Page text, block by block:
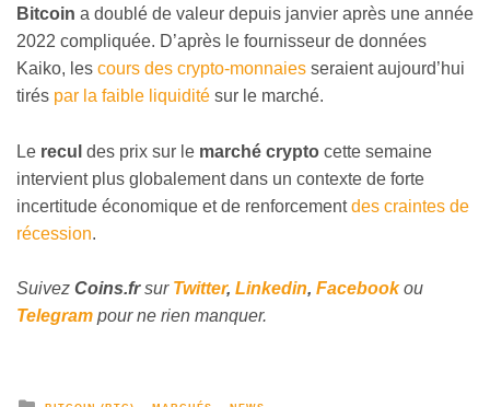
Bitcoin a doublé de valeur depuis janvier après une année
2022 compliquée. D’après le fournisseur de données
Kaiko, les cours des crypto-monnaies seraient aujourd’hui
tirés par la faible liquidité sur le marché.
Le recul des prix sur le marché crypto cette semaine
intervient plus globalement dans un contexte de forte
incertitude économique et de renforcementdes craintes de
récession.
Suivez Coins.frsur Twitter, Linkedin, Facebookou
Telegram pour ne rien manquer.